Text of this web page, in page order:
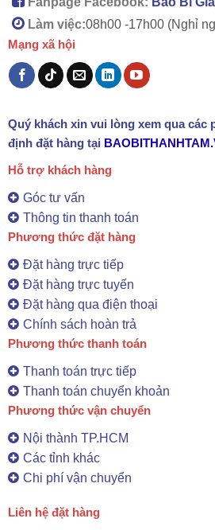
Làm việc:08h00 -17h00 (Nghỉ
Mạng xã hội
Quý khách xin vui lòng xem qua
định đặt hàng tại
Hỗ trợ khách hàng
Góc tư vấn
Thông tin thanh toán
Phương thức đặt hàng
Đặt hàng trực tiếp
Đặt hàng trực tuyến
Đặt hàng qua điện thoại
Chính sách hoàn trả
Phương thức thanh toán
Thanh toán trực tiếp
Thanh toán chuyển khoản
Phương thức vận chuyển
Nội thành TP.HCM
Các tỉnh khác
Chi phí vận chuyển
Liên hệ đặt hàng